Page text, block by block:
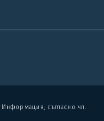
съгласно чл.